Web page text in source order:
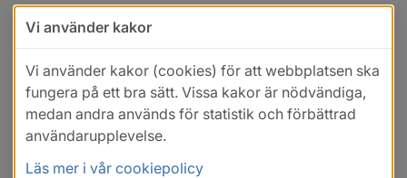
Vi använder kakor
Vi använder kakor (cookies) för att webbplatsen ska
fungera på ett bra sätt. Vissa kakor är nödvändiga,
medan andra används för statistik och förbättrad
användarupplevelse.
Läs mer i vår cookiepolicy